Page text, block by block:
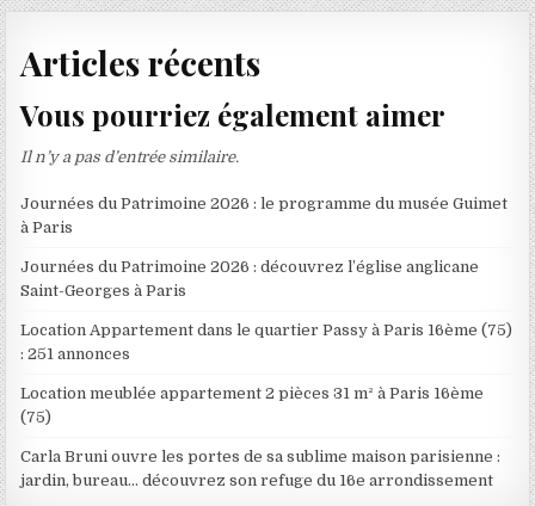
Articles récents
Vous pourriez également aimer
Il n’y a pas d’entrée similaire.
Journées du Patrimoine 2026 : le programme du musée Guimet
à Paris
Journées du Patrimoine 2026 : découvrez l’église anglicane
Saint-Georges à Paris
Location Appartement dans le quartier Passy à Paris 16ème (75)
: 251 annonces
Location meublée appartement 2 pièces 31 m² à Paris 16ème
(75)
Carla Bruni ouvre les portes de sa sublime maison parisienne :
jardin, bureau… découvrez son refuge du 16e arrondissement